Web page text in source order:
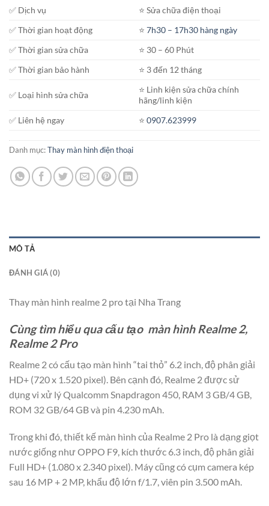
✅ Dịch vụ
⭐️ Sửa chữa điện thoại
✅ Thời gian hoạt động
⭐️7h30 – 17h30 hàng ngày
✅ Thời gian sửa chữa
⭐️ 30 – 60 Phút
✅ Thời gian bảo hành
⭐️ 3 đến 12 tháng
✅ Loại hình sửa chữa
⭐️ Linh kiện sửa chữa chính
hãng/linh kiện
✅ Liên hệ ngay
⭐️0907.623999
Danh mục:Thay màn hình điện thoại
MÔ TẢ
ĐÁNH GIÁ (0)
Thay màn hình realme 2 pro tại Nha Trang
Cùng tìm hiểu qua cấu tạo màn hình Realme 2,
Realme 2 Pro
Realme 2 có cấu tạo màn hình “tai thỏ” 6.2 inch, độ phân giải
HD+ (720 x 1.520 pixel). Bên cạnh đó, Realme 2 được sử
dụng vi xử lý Qualcomm Snapdragon 450, RAM 3 GB/4 GB,
ROM 32 GB/64 GB và pin 4.230 mAh.
Trong khi đó, thiết kế màn hình của Realme 2 Pro là dạng giọt
nước giống như OPPO F9, kích thước 6.3 inch, độ phân giải
Full HD+ (1.080 x 2.340 pixel). Máy cũng có cụm camera kép
sau 16 MP + 2 MP, khẩu độ lớn f/1.7, viên pin 3.500 mAh.